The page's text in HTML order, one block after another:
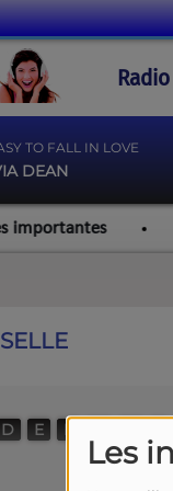
Les
Radio
TO FALL IN LOVE
DEAN
D E F